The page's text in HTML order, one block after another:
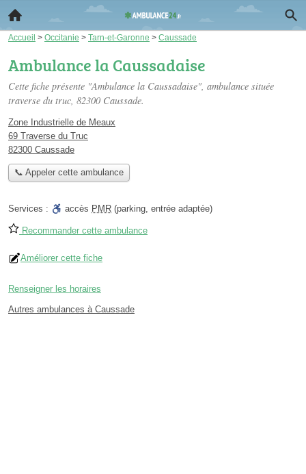
Accueil > Occitanie > Tarn-et-Garonne > Caussade
Ambulance la Caussadaise
Cette fiche présente "Ambulance la Caussadaise", ambulance située
traverse du truc, 82300 Caussade.
Zone Industrielle de Meaux
69 Traverse du Truc
82300 Caussade
📞 Appeler cette ambulance
Services : accès PMR (parking, entrée adaptée)
Recommander cette ambulance
Améliorer cette fiche
Renseigner les horaires
Autres ambulances à Caussade